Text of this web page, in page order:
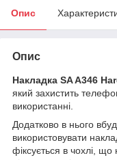
Опис
Опис
Накладка SA A346
який захистить
використанні.
Додатково в нього
використовувати
фіксується в чохлі,